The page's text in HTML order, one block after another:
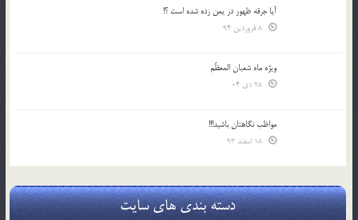
آیا جرقه ظهور در یمن زده شده است ؟!
ویژه ماه شعبان المعظّم
مواظب نگاهتان باشید!!!
دسته بندی های سایت